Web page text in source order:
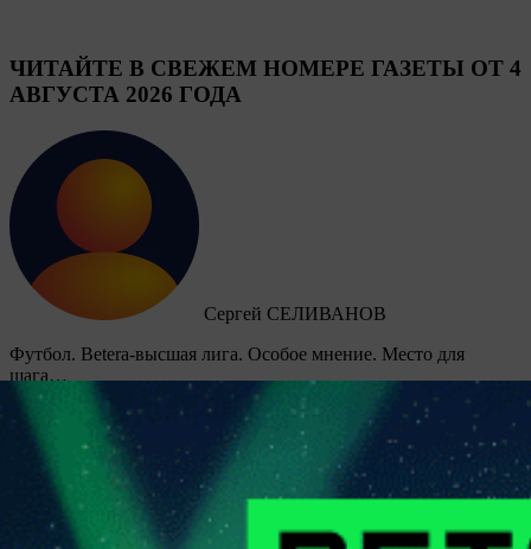
ЧИТАЙТЕ В СВЕЖЕМ НОМЕРЕ ГАЗЕТЫ ОТ 4
АВГУСТА 2026 ГОДА
Сергей СЕЛИВАНОВ
Футбол. Betera-высшая лига. Особое мнение. Место для
шага…
Во время открытого до девятого августа трансферного окна в
Betera-высшей лиге уже совершено немало взаимовыгодных
сделок, но особняком выглядит возвращение в Могилев
Кирилла Цепенкова. Один из наиболее одаренных
футболистов Беларуси, рожденных в XXI веке, вернулся в